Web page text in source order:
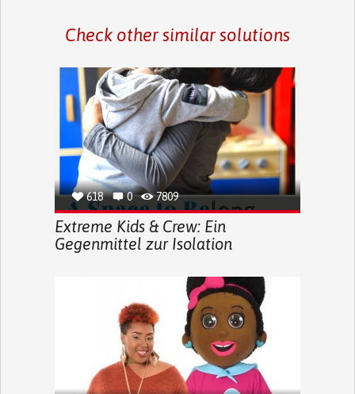
Check other similar solutions
618 0 7809
Extreme Kids & Crew: Ein
Gegenmittel zur Isolation